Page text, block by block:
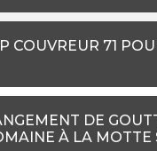
COUVREUR 71
DE
À LA MOTTE